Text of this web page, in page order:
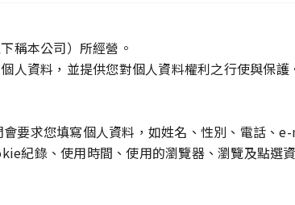
稱本公司）所經營。
人資料，並提供您對個人資料權利之行使與保護
要求您填寫個人資料，如姓名、性別、電話、
紀錄、使用時間、使用的瀏覽器、瀏覽及點選